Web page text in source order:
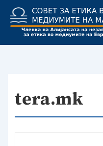
content
tera.mk